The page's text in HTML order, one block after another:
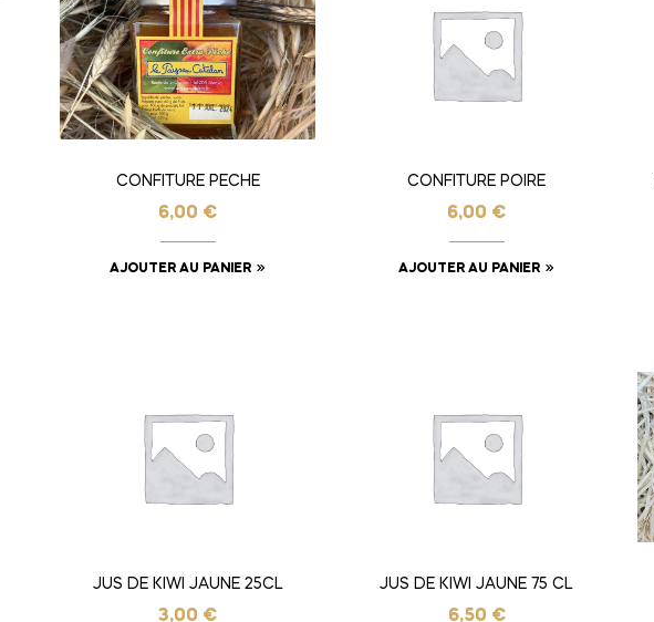
CONFITURE PECHE
6,00 €
AJOUTER AU PANIER
CONFITURE POIRE
6,00 €
AJOUTER AU PANIER
JUS DE KIWI JAUNE 25CL
3,00 €
JUS DE KIWI JAUNE 75 CL
6,50 €